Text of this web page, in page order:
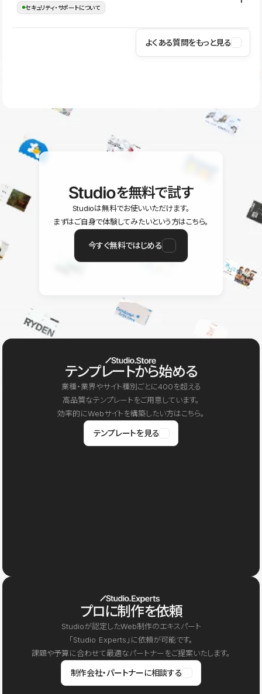
す。
の暗号化、データ保護、アクセス管理、脆弱性対策など、複数の観
はSSL/TLSによる通信暗号化に対応しており、悪質なスクリプトの
セキュリティ・サポートについて
操作方法や機能については、ヘルプセンターでご確認いただけま
ユーザー同士で質問・相談できるコミュニティもご利用ください。
よくある質問をもっと見る
を無料で試す
Studioは無料でお使いいただけます。
まずはご自身で体験してみたいという方はこちら。
今すぐ無料ではじめる
テンプレートから始める
業種・業界やサイト種別ごとに400を超える
高品質なテンプレートをご用意しています。
効率的にWebサイトを構築したい方はこちら。
テンプレートを見る
プロに制作を依頼
Studioが認定したWeb制作のエキスパート
「Studio Experts」に依頼が可能です。
課題や予算に合わせて最適なパートナーをご提案いたします。
制作会社・パートナーに相談する